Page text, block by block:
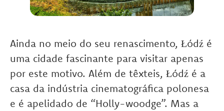
Ainda no meio do seu renascimento, Łódź é
uma cidade fascinante para visitar apenas
por este motivo. Além de têxteis, Łódź é a
casa da indústria cinematográfica polonesa
e é apelidado de “Holly-woodge”. Mas a